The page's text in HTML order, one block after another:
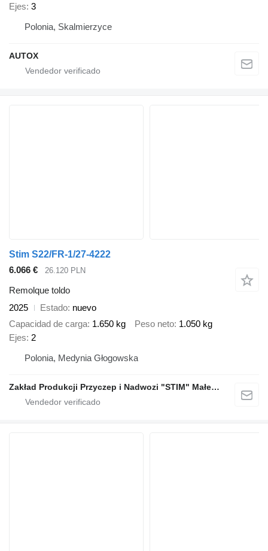
Ejes 3
Polonia, Skalmierzyce
AUTOX
Stim S22/FR-1/27-4222
6.066 €
26.120 PLN
Remolque toldo
2025
Estado nuevo
Capacidad de carga 1.650 kg Peso neto 1.050 kg
Ejes 2
Polonia, Medynia Głogowska
Zakład Produkcji Przyczep i Nadwozi "STIM" Małecki s.j.